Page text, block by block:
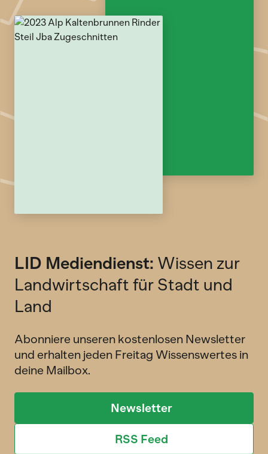
LID Mediendienst: Wissen zur
Landwirtschaft für Stadt und
Land
Abonniere unseren kostenlosen Newsletter
und erhalten jeden Freitag Wissenswertes in
deine Mailbox.
Newsletter
RSS Feed